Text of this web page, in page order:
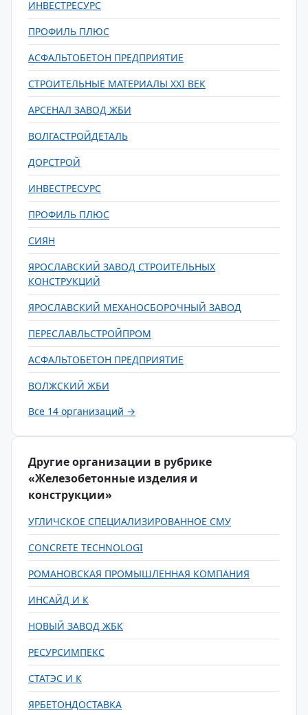
ИНВЕСТРЕСУРС
ПРОФИЛЬ ПЛЮС
АСФАЛЬТОБЕТОН ПРЕДПРИЯТИЕ
СТРОИТЕЛЬНЫЕ МАТЕРИАЛЫ XXI ВЕК
АРСЕНАЛ ЗАВОД ЖБИ
ВОЛГАСТРОЙДЕТАЛЬ
ДОРСТРОЙ
ИНВЕСТРЕСУРС
ПРОФИЛЬ ПЛЮС
СИЯН
ЯРОСЛАВСКИЙ ЗАВОД СТРОИТЕЛЬНЫХ
КОНСТРУКЦИЙ
ЯРОСЛАВСКИЙ МЕХАНОСБОРОЧНЫЙ ЗАВОД
ПЕРЕСЛАВЛЬСТРОЙПРОМ
АСФАЛЬТОБЕТОН ПРЕДПРИЯТИЕ
ВОЛЖСКИЙ ЖБИ
Все 14 организаций →
Другие организации в рубрике
«Железобетонные изделия и
конструкции»
УГЛИЧСКОЕ СПЕЦИАЛИЗИРОВАННОЕ СМУ
CONCRETE TECHNOLOGI
РОМАНОВСКАЯ ПРОМЫШЛЕННАЯ КОМПАНИЯ
ИНСАЙД И К
НОВЫЙ ЗАВОД ЖБК
РЕСУРСИМПЕКС
СТАТЭС И К
ЯРБЕТОНДОСТАВКА